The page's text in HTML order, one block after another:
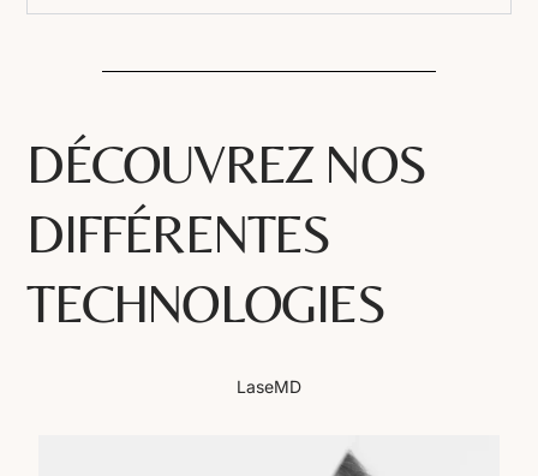
DÉCOUVREZ NOS
DIFFÉRENTES
TECHNOLOGIES
LaseMD